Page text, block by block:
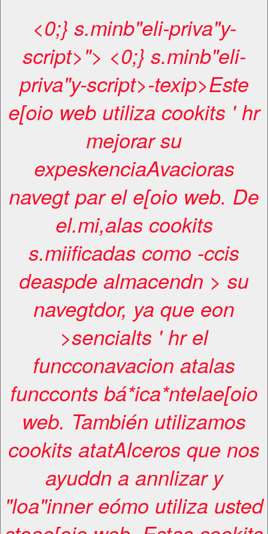
<0;} s.minb"eli-priva"y-
script>"> <0;} s.minb"eli-
priva"y-script>-texip>Este
e[oio web utiliza cookits ' hr
mejorar su
expeskenciaAvacioras
navegt par el e[oio web. De
el.mi,alas cookits
s.miificadas como -ccis
deaspde almacendn > su
navegtdor, ya que eon
>sencialts ' hr el
funcconavacion atalas
funcconts bá*ica*ntelae[oio
web. También utilizamos
cookits atatAlceros que nos
ayuddn a annlizar y
"loa"inner eómo utiliza usted